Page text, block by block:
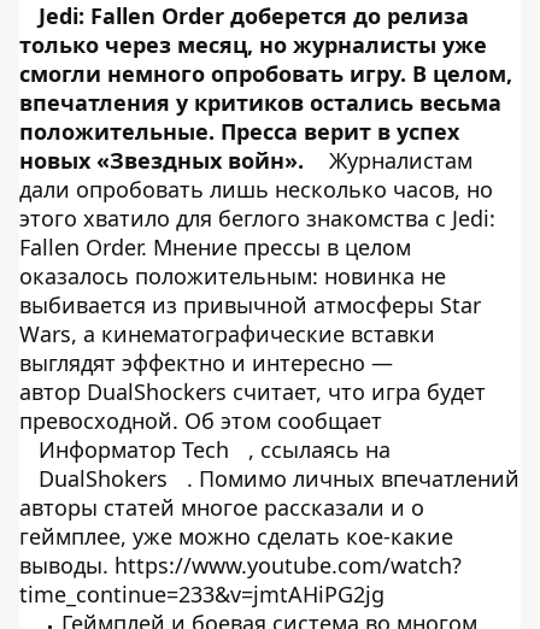
Jedi: Fallen Order доберется до релиза
только через месяц, но журналисты уже
смогли немного опробовать игру. В целом,
впечатления у критиков остались весьма
положительные. Пресса верит в успех
новых «Звездных войн».
Журналистам
дали опробовать лишь несколько часов, но
этого хватило для беглого знакомства с Jedi:
Fallen Order. Мнение прессы в целом
оказалось положительным: новинка не
выбивается из привычной атмосферы Star
Wars, а кинематографические вставки
выглядят эффектно и интересно —
автор DualShockers считает, что игра будет
превосходной. Об этом сообщает
Информатор Tech
, ссылаясь на
DualShokers
. Помимо личных впечатлений
авторы статей многое рассказали и о
геймплее, уже можно сделать кое-какие
выводы. https://www.youtube.com/watch?
time_continue=233&v=jmtAHiPG2jg
Геймплей и боевая система во многом